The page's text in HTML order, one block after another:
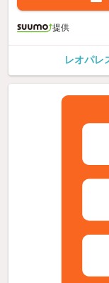
提供
レオパレ